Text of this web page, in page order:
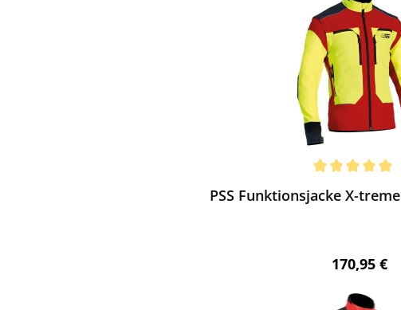
PSS Funktionsjacke X-
Regulärer
170,95 €